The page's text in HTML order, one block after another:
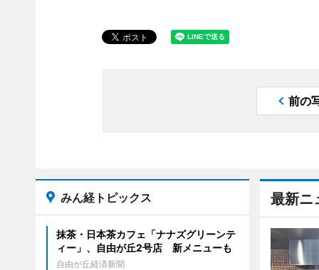
前の
最新ニ
みん経トピックス
抹茶・日本茶カフェ「ナナズグリーンテ
ィー」、自由が丘2号店 新メニューも
自由が丘経済新聞